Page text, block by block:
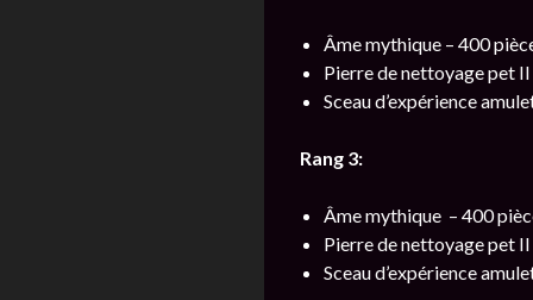
Âme mythique – 400
Pierre de nettoyage pet II
Sceau d’expérience
Rang 3:
Âme mythique – 400
Pierre de nettoyage pet II
Sceau d’expérience